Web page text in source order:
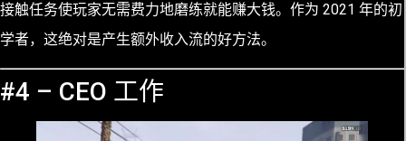
接触任务使玩家无需费力地磨练就能赚大钱。作为 2021 年的初
学者，这绝对是产生额外收入流的好方法。
#4 – CEO 工作